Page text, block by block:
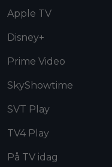
Apple TV
Disney+
Prime Video
SkyShowtime
SVT Play
TV4 Play
På TV idag